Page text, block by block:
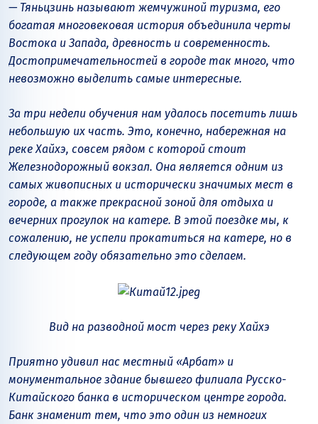
— Тяньцзинь называют жемчужиной туризма, его
богатая многовековая история объединила черты
Востока и Запада, древность и современность.
Достопримечательностей в городе так много, что
невозможно выделить самые интересные.
За три недели обучения нам удалось посетить лишь
небольшую их часть. Это, конечно, набережная на
реке Хайхэ, совсем рядом с которой стоит
Железнодорожный вокзал. Она является одним из
самых живописных и исторически значимых мест в
городе, а также прекрасной зоной для отдыха и
вечерних прогулок на катере. В этой поездке мы, к
сожалению, не успели прокатиться на катере, но в
следующем году обязательно это сделаем.
Вид на разводной мост через реку Хайхэ
Приятно удивил нас местный «Арбат» и
монументальное здание бывшего филиала Русско-
Китайского банка в историческом центре города.
Банк знаменит тем, что это один из немногих